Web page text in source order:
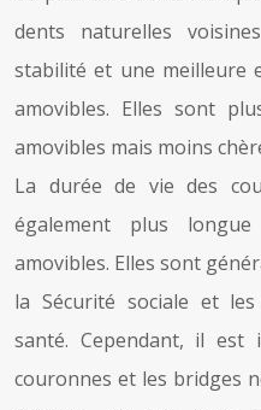
dents naturelles
stabilité et une meilleure
amovibles. Elles sont
amovibles mais moins
La durée de vie des
également plus
amovibles. Elles sont
la Sécurité sociale et
santé. Cependant, il
couronnes et les bridges